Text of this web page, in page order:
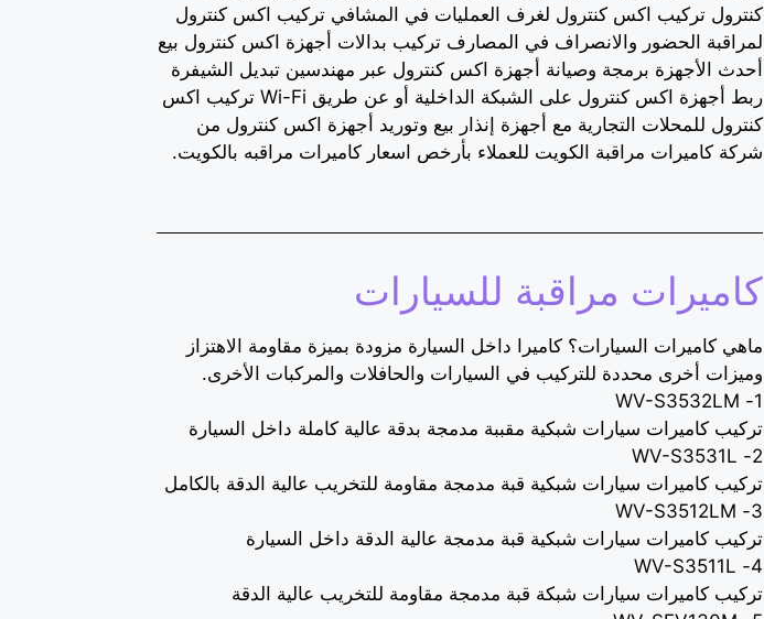
كنترول تركيب اكس كنترول لغرف العمليات في المشافي تركيب اكس كنترول
لمراقبة الحضور والانصراف في المصارف تركيب بدالات أجهزة اكس كنترول بيع
أحدث الأجهزة برمجة وصيانة أجهزة اكس كنترول عبر مهندسين تبديل الشيفرة
ربط أجهزة اكس كنترول على الشبكة الداخلية أو عن طريق Wi-Fi تركيب اكس
كنترول للمحلات التجارية مع أجهزة إنذار بيع وتوريد أجهزة اكس كنترول من
شركة كاميرات مراقبة الكويت للعملاء بأرخص اسعار كاميرات مراقبه بالكويت.
كاميرات مراقبة للسيارات
ماهي كاميرات السيارات؟ كاميرا داخل السيارة مزودة بميزة مقاومة الاهتزاز
وميزات أخرى محددة للتركيب في السيارات والحافلات والمركبات الأخرى.
1- WV-S3532LM
تركيب كاميرات سيارات شبكية مقببة مدمجة بدقة عالية كاملة داخل السيارة
2- WV-S3531L
تركيب كاميرات سيارات شبكية قبة مدمجة مقاومة للتخريب عالية الدقة بالكامل
3- WV-S3512LM
تركيب كاميرات سيارات شبكية قبة مدمجة عالية الدقة داخل السيارة
4- WV-S3511L
تركيب كاميرات سيارات شبكة قبة مدمجة مقاومة للتخريب عالية الدقة